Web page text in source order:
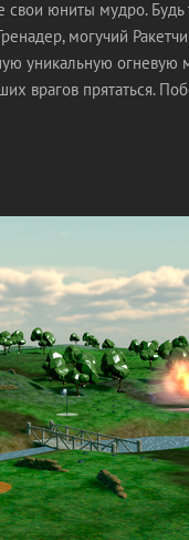
свои юниты мудро.
могучий
уникальную
врагов прятаться.